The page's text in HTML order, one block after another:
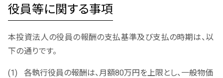
役員等に関する事項
本投資法人の役員の報酬の支払基準及び支払の時期は、以
下の通りです。
各執行役員の報酬は、月額80万円を上限とし、一般物価